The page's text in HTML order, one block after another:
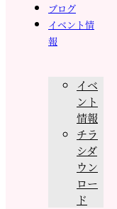
ブログ
イベント情
報
イベ
ント
情報
チラ
シダ
ウン
ロー
ド